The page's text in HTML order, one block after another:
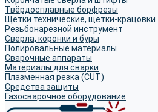
Твёрдосплавные борфрезы
Щетки технические, щетки-крацовки
Резьбонарезной инструмент
Сверла, коронки и буры
Полировальные материалы
Сварочные аппараты
Материалы для сварки
Плазменная резка (CUT)
Средства защиты
Газосварочное оборудование